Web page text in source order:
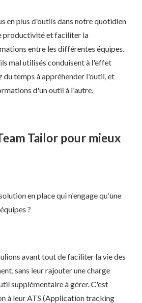
en plus d'outils dans notre quotidien
productivité et faciliter la
entre les différentes équipes.
mal utilisés conduisent à l'effet
du temps à appréhender l'outil, et
d'un outil à l'autre.
Tailor pour mieux
en place qui n'engage qu'une
?
avant tout de faciliter la vie des
sans leur rajouter une charge
supplémentaire à gérer. C'est
à leur ATS (Application tracking